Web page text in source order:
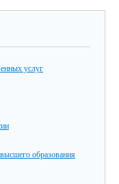
услуг
образования